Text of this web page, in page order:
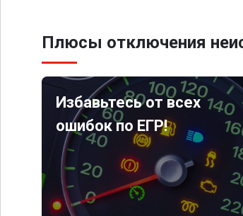
Плюсы отключения
Избавьтесь от всех
ошибок по ЕГР!